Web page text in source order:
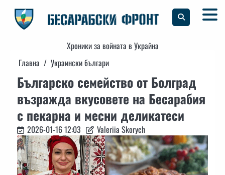
content
Хроники за войната в Украйна
Главна
Украински българи
Българско семейство от Болград
възражда вкусовете на Бесарабия
с пекарна и месни деликатеси
2026-01-16 12:03 Valeriia Skorych